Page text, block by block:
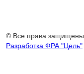
© Все права защищены
Разработка ФРА "Цель"